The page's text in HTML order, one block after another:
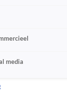
bespreekt wie de
Faber als Minister
media